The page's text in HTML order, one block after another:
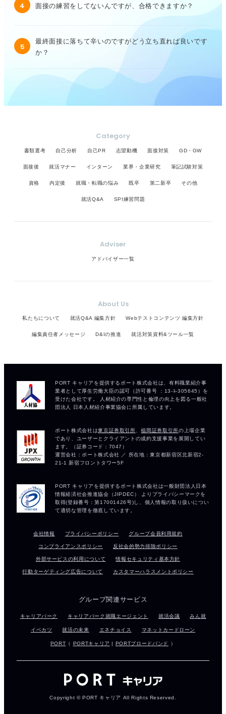
4 面接の練習をしてないんですが、合格できますか？
5
最終面接に落ちて辛いのですがどう立ち直れば良いです
か？
Category
書類選考 自己分析 自己PR 志望動機 面接対策 GD・GW
面接後 就活マナー インターン 業界・企業研究 筆記試験対策
資格 内定後 就職・転職の悩み 既卒 第二新卒 その他
就活Q&A SPI練習問題
Adviser
アドバイザー一覧
About Us
私たちについて 就活Q&A 編集方針 Webテストコンテンツ 編集方針
編集責任者メッセージ D&Iの推進 就活対策資料&ツール一覧
会社情報 プライバシーポリシー グループ会員利用規約
コンプライアンスポリシー 反社会的勢力排除ポリシー
外部サービスの利用について 情報セキュリティ基本方針
行動ターゲティング広告について カスタマーハラスメントポリシー